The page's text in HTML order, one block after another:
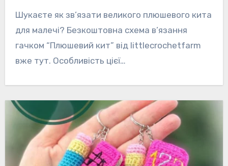
Шукаєте як зв’язати великого плюшевого кита
для малечі? Безкоштовна схема в’язання
гачком “Плюшевий кит” від littlecrochetfarm
вже тут. Особливість цієї…